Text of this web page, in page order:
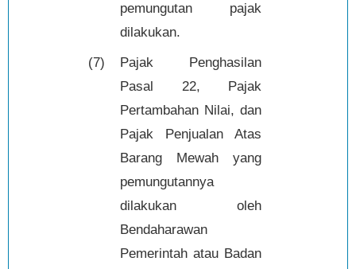
pemungutan pajak
dilakukan.
(7)
Pajak Penghasilan
Pasal 22, Pajak
Pertambahan Nilai, dan
Pajak Penjualan Atas
Barang Mewah yang
pemungutannya
dilakukan oleh
Bendaharawan
Pemerintah atau Badan